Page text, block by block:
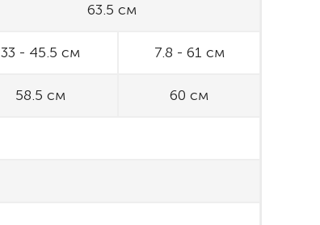
63.5 см
33 - 45.5 см 7.8 - 61 см
58.5 см 60 см